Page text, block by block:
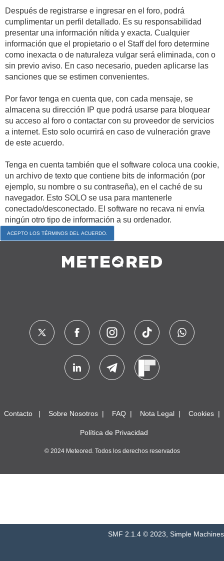
Después de registrarse e ingresar en el foro, podrá
cumplimentar un perfil detallado. Es su responsabilidad
presentar una información nítida y exacta. Cualquier
información que el propietario o el Staff del foro determine
como inexacta o de naturaleza vulgar será eliminada, con o
sin previo aviso. En caso necesario, pueden aplicarse las
sanciones que se estimen convenientes.
Por favor tenga en cuenta que, con cada mensaje, se
almacena su dirección IP que podrá usarse para bloquear
su acceso al foro o contactar con su proveedor de servicios
a internet. Esto solo ocurrirá en caso de vulneración grave
de este acuerdo.
Tenga en cuenta también que el software coloca una cookie,
un archivo de texto que contiene bits de información (por
ejemplo, su nombre o su contraseña), en el caché de su
navegador. Esto SOLO se usa para mantenerle
conectado/desconectado. El software no recava ni envía
ningún otro tipo de información a su ordenador.
Contacto Sobre Nosotros FAQ Nota Legal Cookies
Política de Privacidad
© 2024 Meteored. Todos los derechos reservados
SMF 2.1.4 © 2023 Simple Machines